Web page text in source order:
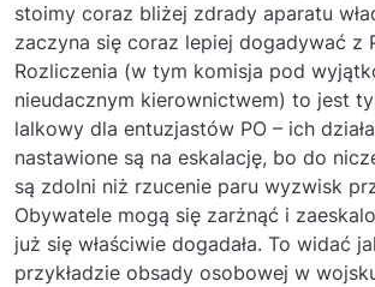
stoimy coraz bliżej zdrady aparatu
zaczyna się coraz lepiej dogadywać z
Rozliczenia (w tym komisja pod
nieudacznym kierownictwem) to jest
lalkowy dla entuzjastów PO – ich
nastawione są na eskalację, bo do
są zdolni niż rzucenie paru wyzwisk
Obywatele mogą się zarżnąć i
już się właściwie dogadała. To widać
przykładzie obsady osobowej w